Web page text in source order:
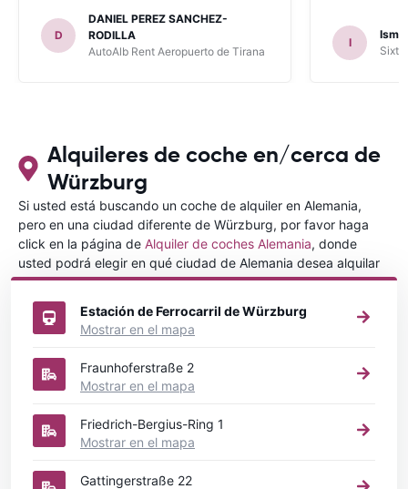
invitaron a adquirir un seguro (como
había leído en varios blog). En mis
anteriores viajes nunca había alquilado
para ALBANIA
D
DANIEL PEREZ SANCHEZ-
RODILLA
AutoAlb Rent Aeropuerto de Tirana
I
Sixt
Alquileres de coche en/cerca de
Würzburg
Si usted está buscando un coche de alquiler en Alemania,
pero en una ciudad diferente de Würzburg, por favor haga
click en la página de Alquiler de coches Alemania, donde
usted podrá elegir en qué ciudad de Alemania desea alquilar
un coche.
Estación de Ferrocarril de Würzburg
Mostrar en el mapa
Fraunhoferstraße 2
Mostrar en el mapa
Friedrich-Bergius-Ring 1
Mostrar en el mapa
Gattingerstraße 22